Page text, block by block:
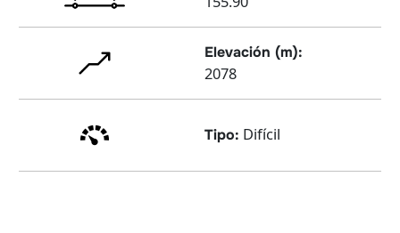
Elevación (m):
2078
Tipo: Difícil